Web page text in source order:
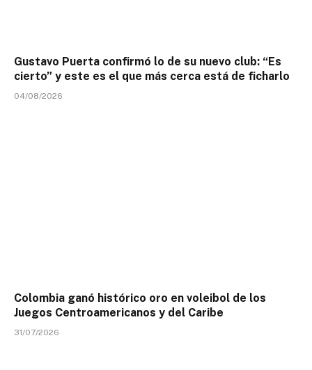
Gustavo Puerta confirmó lo de su nuevo club: “Es
cierto” y este es el que más cerca está de ficharlo
04/08/2026
Colombia ganó histórico oro en voleibol de los
Juegos Centroamericanos y del Caribe
31/07/2026